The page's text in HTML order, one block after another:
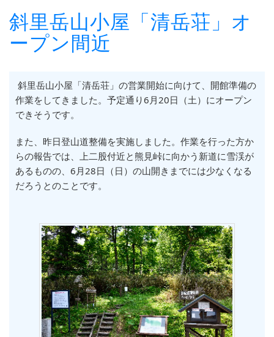
斜里岳山小屋「清岳荘」オ
ープン間近
斜里岳山小屋「清岳荘」の営業開始に向けて、開館準備の
作業をしてきました。予定通り6月20日（土）にオープン
できそうです。
また、昨日登山道整備を実施しました。作業を行った方か
らの報告では、上二股付近と熊見峠に向かう新道に雪渓が
あるものの、6月28日（日）の山開きまでには少なくなる
だろうとのことです。